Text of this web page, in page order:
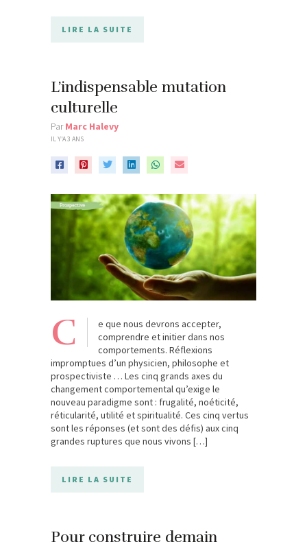
LIRE LA SUITE
L’indispensable mutation
culturelle
ParMarc Halevy
IL Y'A 3 ANS
C
e que nous devrons accepter,
comprendre et initier dans nos
comportements. Réflexions
impromptues d’un physicien, philosophe et
prospectiviste … Les cinq grands axes du
changement comportemental qu’exige le
nouveau paradigme sont : frugalité, noéticité,
réticularité, utilité et spiritualité. Ces cinq vertus
sont les réponses (et sont des défis) aux cinq
grandes ruptures que nous vivons […]
LIRE LA SUITE
Pour construire demain